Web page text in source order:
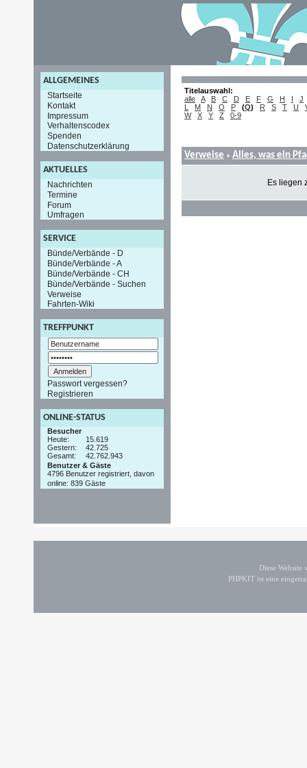
ALLGEMEINES
Startseite
Kontakt
Impressum
Verhaltenscodex
Spenden
Datenschutzerklärung
AKTUELLES
Nachrichten
Termine
Forum
Umfragen
SERVICE
Bünde/Verbände - D
Bünde/Verbände - A
Bünde/Verbände - CH
Bünde/Verbände - Suchen
Verweise
Fahrten-Wiki
TREFFPUNKT
Passwort vergessen?
Registrieren
ONLINE-STATUS
Besucher
Heute:
15.619
Gestern:
42.725
Gesamt:
42.762.943
Benutzer & Gäste
4796 Benutzer registriert, davon
online: 839 Gäste
Titelauswahl:
alle
A B C D E F G H I
J
L
M N O P (Q) R S T U
W
X Y Z 0-9
Verweise » Alles, was ein
Es liegen
Diese
PHPKIT ist eine